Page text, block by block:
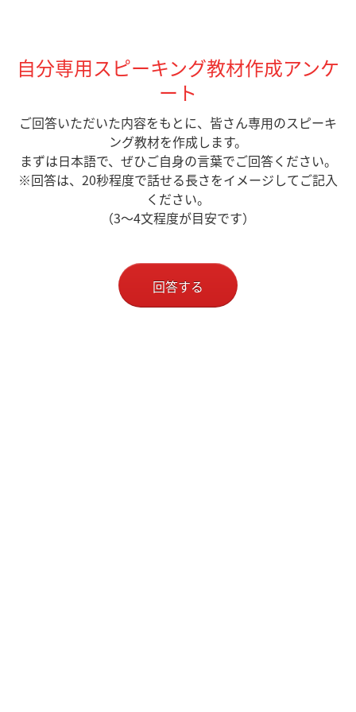
自分専用スピーキング教材作成アンケ
ート
ご回答いただいた内容をもとに、皆さん専用のスピーキ
ング教材を作成します。
まずは日本語で、ぜひご自身の言葉でご回答ください。
※回答は、20秒程度で話せる長さをイメージしてご記入
ください。
（3〜4文程度が目安です）
回答する